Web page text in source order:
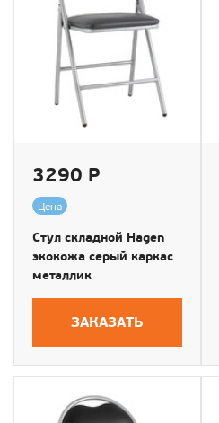
3290 Р
Цена
Стул складной Hagen
экокожа серый каркас
металлик
ЗАКАЗАТЬ